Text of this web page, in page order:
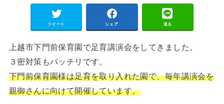
ツイート シェア 送る
上越市下門前保育園で足育講演会をしてきました。
３密対策もバッチリです。
下門前保育園様は足育を取り入れた園で、毎年講演会を
親御さんに向けて開催しています。